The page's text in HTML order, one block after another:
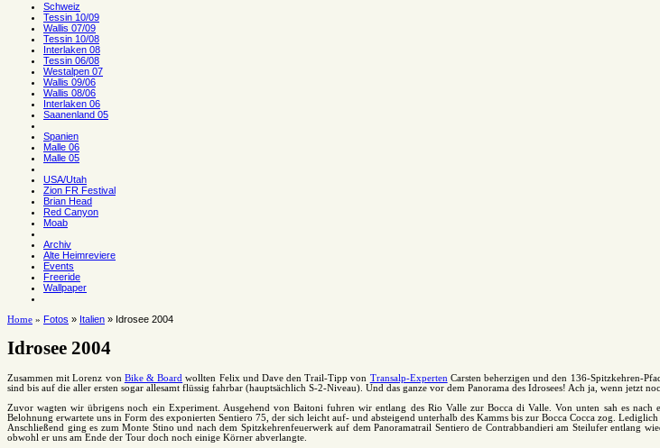
Schweiz
Tessin 10/09
Wallis 07/09
Tessin 10/08
Interlaken 08
Tessin 06/08
Westalpen 07
Wallis 09/06
Wallis 08/06
Interlaken 06
Saanenland 05
Spanien
Malle 06
Malle 05
USA/Utah
Zion FR Festival
Brian Head
Red Canyon
Moab
Archiv
Alte Heimreviere
Events
Freeride
Wallpaper
Home » Fotos » Italien » Idrosee 2004
Idrosee 2004
Zusammen mit Lorenz von Bike & Board wollten Felix und Dave den Trail-Tipp von Transalp-Experten Carsten beherzigen und den 136-Spitzkehren-
sind bis auf die aller ersten sogar allesamt flüssig fahrbar (hauptsächlich S-2-Niveau). Und das ganze vor dem Panorama des Idrosees! Ach ja, wenn jetzt
Zuvor wagten wir übrigens noch ein Experiment. Ausgehend von Baitoni fuhren wir entlang des Rio Valle zur Bocca di Valle. Von unten sah es
Belohnung erwartete uns in Form des exponierten Sentiero 75, der sich leicht auf- und absteigend unterhalb des Kamms bis zur Bocca Cocca zog.
Anschließend ging es zum Monte Stino und nach dem Spitzkehrenfeuerwerk auf dem Panoramatrail Sentiero de Contrabbandieri am Steilufer entlang
obwohl er uns am Ende der Tour doch noch einige Körner abverlangte.